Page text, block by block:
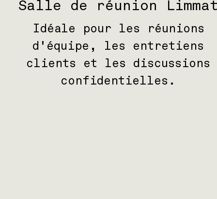
Salle de réunion
Idéale pour les réunions
d'équipe, les entretiens
clients et les discussions
confidentielles.